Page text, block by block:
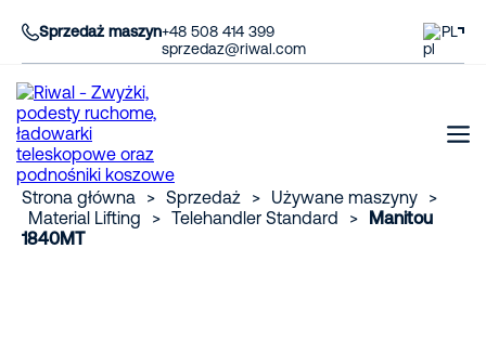
Sprzedaż maszyn+48 508 414 399
sprzedaz@riwal.com
PL
Strona główna > Sprzedaż > Używane maszyny
>
Material Lifting
> Telehandler Standard >
Manitou
1840MT